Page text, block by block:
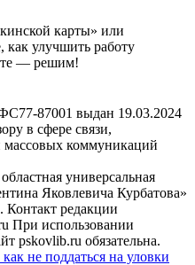
карты» или
как улучшить работу
— решим!
87001 выдан 19.03.2024
в сфере связи,
коммуникаций
универсальная
Яковлевича Курбатова»
редакции
При использовании
pskovlib.ru обязательна.
не поддаться на уловки